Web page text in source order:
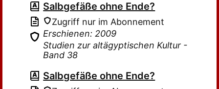
Salbgefäße ohne Ende?
Zugriff nur im Abonnement
Erschienen: 2009
Studien zur altägyptischen Kultur -
Band 38
Salbgefäße ohne Ende?